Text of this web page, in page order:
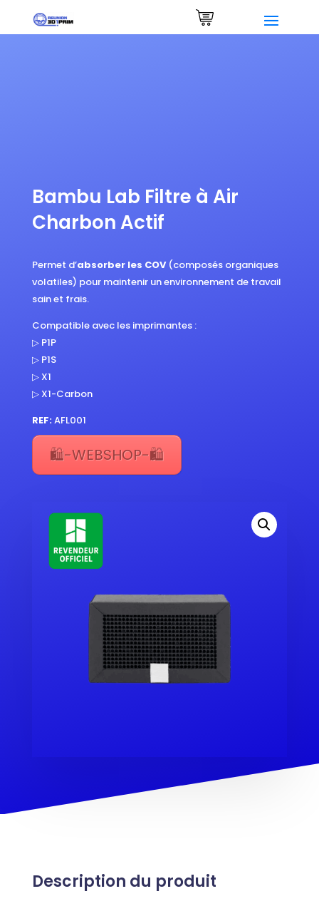
Demander un devis
Bambu Lab Filtre à Air
Charbon Actif
Permet d’absorber les COV(composés organiques
volatiles) pour maintenir un environnement de travail
sain et frais.
Compatible avec les imprimantes :
▷ P1P
▷ P1S
▷ X1
▷ X1-Carbon
REF:AFL001
🛍️-WEBSHOP-🛍️
Description du produit